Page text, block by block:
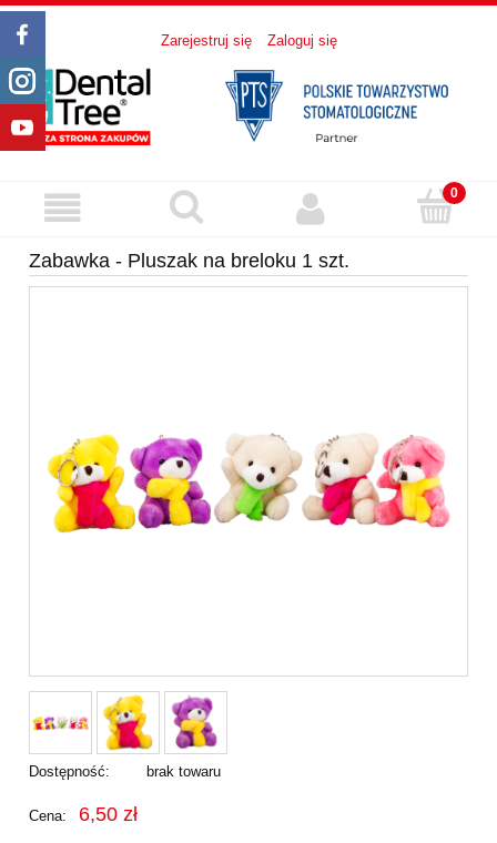
Zarejestruj się Zaloguj się
Zabawka - Pluszak na breloku 1 szt.
Dostępność: brak towaru
Cena: 6,50 zł